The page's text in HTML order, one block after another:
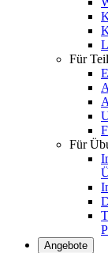
Für
Für
Angebote